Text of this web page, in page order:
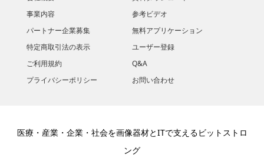
​事業内容
パートナー企業募集
特定商取引法の表示
ご利用規約
プライバシーポリシー
参考ビデオ
無料アプリケーション
ユーザー登録
Q&A
お問い合わせ
医療・産業・企業・社会を画像器材とITで支えるビットストロ
ング